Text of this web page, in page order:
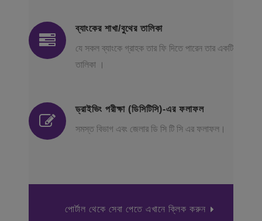
ব্যাংকের শাখা/বুথের তালিকা
যে সকল ব্যাংকে গ্রাহক তার ফি দিতে পারেন তার একটি
তালিকা ।
ড্রাইভিং পরীক্ষা (ডিসিটিসি)-এর ফলাফল
সমস্ত বিভাগ এবং জেলার ডি সি টি সি এর ফলাফল।
পোর্টাল থেকে সেবা পেতে এখানে ক্লিক করুন